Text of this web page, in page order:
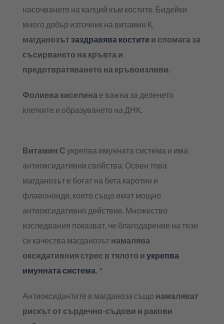
насочването на калций към костите. Бидейки
много добър източник на витамин К,
магданозът заздравява костите и спомага за
съсирването на кръвта и
предотвратяването на кръвоизливи.
Фолиева киселина е важна за деленето
клетките и образуването на ДНК.
Витамин С укрепва имунната система и има
антиоксидативни свойства. Освен това
магданозът е богат на бета каротин и
флавоноиди, които също имат мощно
антиоксидативно действие. Множество
изследвания показват, че благодарение на тези
си качества магданозът намалява
оксидативния стрес в тялото и укрепва
имунната система . *
Антиоксидантите в магданоза също намаляват
рискът от сърдечно-съдови и ракови